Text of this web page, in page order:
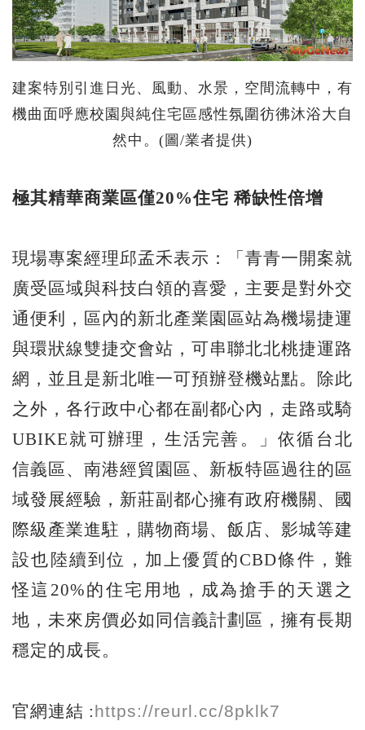
建案特別引進日光、風動、水景，空間流轉中，有
機曲面呼應校園與純住宅區感性氛圍彷彿沐浴大自
然中。(圖/業者提供)
極其精華商業區僅20%住宅 稀缺性倍增
現場專案經理邱孟禾表示：「青青一開案就
廣受區域與科技白領的喜愛，主要是對外交
通便利，區內的新北產業園區站為機場捷運
與環狀線雙捷交會站，可串聯北北桃捷運路
網，並且是新北唯一可預辦登機站點。除此
之外，各行政中心都在副都心內，走路或騎
UBIKE就可辦理，生活完善。」依循台北
信義區、南港經貿園區、新板特區過往的區
域發展經驗，新莊副都心擁有政府機關、國
際級產業進駐，購物商場、飯店、影城等建
設也陸續到位，加上優質的CBD條件，難
怪這20%的住宅用地，成為搶手的天選之
地，未來房價必如同信義計劃區，擁有長期
穩定的成長。
官網連結 :https://reurl.cc/8pklk7